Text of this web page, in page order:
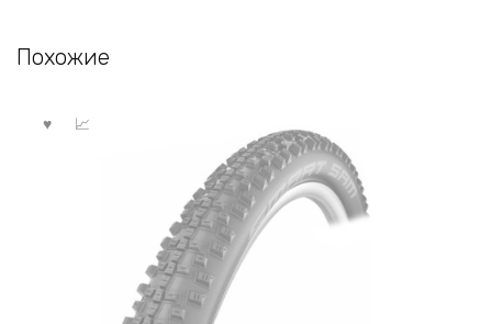
Похожие